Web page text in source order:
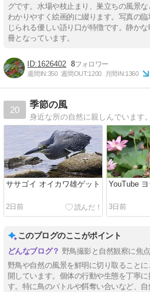
グです。水場や枝止まり、巣立ちの風景
わかりやすく絵画的に綴ります。写真の
じられる優しい語り口が特徴です。静か
冊となっています。
1626402 8
週間IN:350 週間OUT:1200 月間IN:1360
20
季節の風
身近な所の自然に親しんでいます。
ササゴイ オイカワ雄ゲット
2日前
YouTube
3日前
このブログのここがポイント
野鳥撮影と自然観察に焦
野鳥や自然の風景を鮮明に切り取ること
開しています。個体の行動や生態を丁寧
す。特に鳥のバトルや餌奪い合いなど、